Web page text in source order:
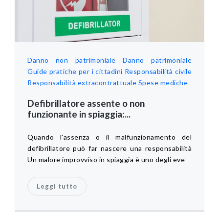
Danno non patrimoniale
Danno patrimoniale
Guide pratiche per i cittadini Responsabilità civile
Responsabilità extracontrattuale Spese mediche
Defibrillatore assente o non
funzionante in spiaggia:...
Quando l'assenza o il malfunzionamento del
defibrillatore può far nascere una responsabilità
Un malore improvviso in spiaggia è uno degli eve
Leggi tutto